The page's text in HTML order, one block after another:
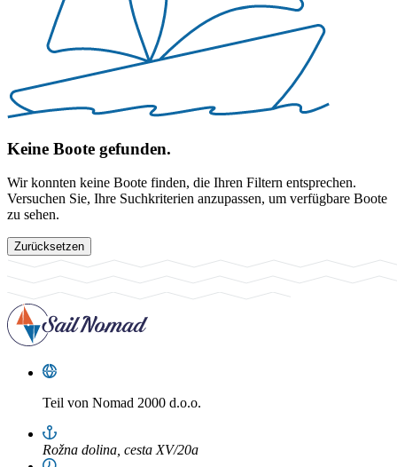
Keine Boote gefunden.
Wir konnten keine Boote finden, die Ihren Filtern entsprechen.
Versuchen Sie, Ihre Suchkriterien anzupassen, um verfügbare Boote
zu sehen.
Zurücksetzen
Teil von Nomad 2000 d.o.o.
Rožna dolina, cesta XV/20a